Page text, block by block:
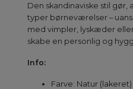
Den skandinaviske stil gør,
typer børneværelser –
med vimpler, lyskæder
skabe en personlig og
Info:
Farve: Natur (lakeret)